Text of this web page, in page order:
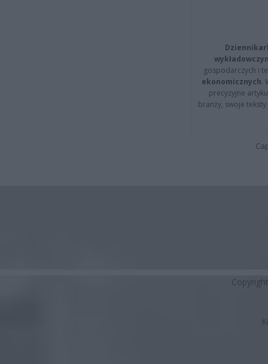
gospodarczych i
ekonomicznych.
precyzyjne
branży, swoje